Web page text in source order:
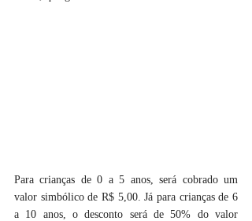
Para crianças de 0 a 5 anos, será cobrado um
valor simbólico de R$ 5,00. Já para crianças de 6
a 10 anos, o desconto será de 50% do valor